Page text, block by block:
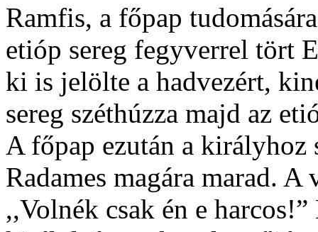
Ramfis, a főpap
etióp sereg fegyverrel tört
ki is jelölte a hadvezért,
sereg széthúzza majd az
A főpap ezután a királyhoz
Radames magára marad.
,,Volnék csak én e